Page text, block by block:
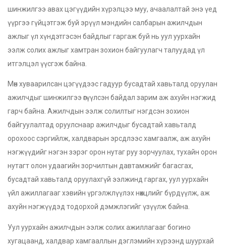
шинжилгээ авах цэгүүдийн хүрэлцээ муу, ачаалалтай энэ үед
үүргээ гүйцэтгэж буй эрүүл мэндийн салбарын ажилчдын
ажлыг үл хүндэтгэсэн байдлыг гаргаж буй нь уул уурхайн
ээлж солих ажлыг хамтран зохион байгуулагч талуудад үл
итгэлцэл үүсгэж байна.
Мөн хуваарилсан цэгүүдээс гадуур бусадтай хавьталд оруулан
ажилчдыг шинжилгээ өгүүлсэн байдал зарим аж ахуйн нэгжид
гарч байна. Ажилчдын ээлж солилтыг нэгдсэн зохион
байгуулалтад оруулснаар ажилчдыг бусадтай хавьталд
орохоос сэргийлж, халдварын эрсдлээс хамгаалж, аж ахуйн
нэгжүүдийг нэгэн зэрэг орон нутаг руу зорчуулах, тухайн орон
нутагт олон удаагийн зорчилтын давтамжийг багасгах,
бусадтай хавьталд оруулахгүй ээлжинд гаргах, уул уурхайн
үйл ажиллагааг хэвийн үргэлжлүүлэх нөхцлийг бүрдүүлж, аж
ахуйн нэгжүүдэд тодорхой дэмжлэгийг үзүүлж байна.
Уул уурхайн ажилчдын ээлж солих ажиллагааг богино
хугацаанд, халдвар хамгааллын дэглэмийн хүрээнд шуурхай